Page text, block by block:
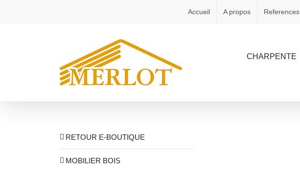
Accueil A propos References
CHARPENTE
RETOUR E-BOUTIQUE
MOBILIER BOIS